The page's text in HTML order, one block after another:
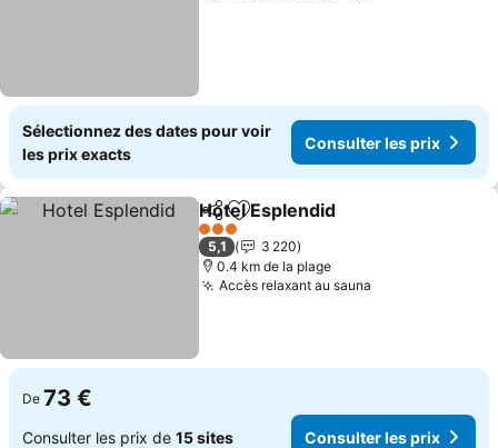
Sélectionnez des dates pour voir
les prix exacts
Consulter les prix
PartagerAjouter à mes favoris
Hotel Esplendid
3 Étoiles
5,1
3 220
0.4 km de la plage
Accès relaxant au sauna
De 73 €
Consulter les prix de 15 sites Consulter les prix